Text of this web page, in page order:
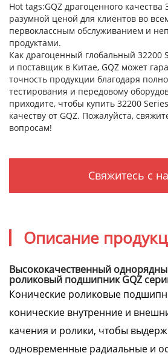
Hot tags:GQZ драгоценного качества
разумной ценой для клиентов во
первоклассным обслуживанием и
продуктами.
Как драгоценный глобальный 32200
и поставщик в Китае, GQZ может
точность продукции благодаря
тестирования и передовому
приходите, чтобы купить 32200
качеству от GQZ. Пожалуйста,
вопросам!
Свяжитесь с
Описание
Высококачественный
роликовый подшипник GQZ
Конические роликовые
конические внутренние и
качения и ролики, чтобы
одновременные радиальные и